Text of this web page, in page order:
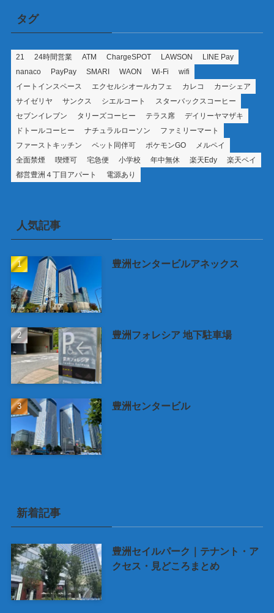
タグ
21 24時間営業 ATM ChargeSPOT LAWSON
LINE Pay
nanaco
PayPay SMARI WAON Wi-Fi
wifi
イートインスペース
エクセルシオールカフェ カレコ
カーシェア
サイゼリヤ
サンクス シエルコート
スターバックスコーヒー
セブンイレブン
タリーズコーヒー テラス席
デイリーヤマザキ
ドトールコーヒー
ナチュラルローソン
ファミリーマート
ファーストキッチン
ペット同伴可 ポケモンGO
メルペイ
全面禁煙
喫煙可 宅急便 小学校 年中無休 楽天Edy
楽天ペイ
都営豊洲４丁目アパート
電源あり
人気記事
豊洲センタービルアネックス
豊洲フォレシア 地下駐車場
豊洲センタービル
新着記事
豊洲セイルパーク｜テナント・ア
クセス・見どころまとめ